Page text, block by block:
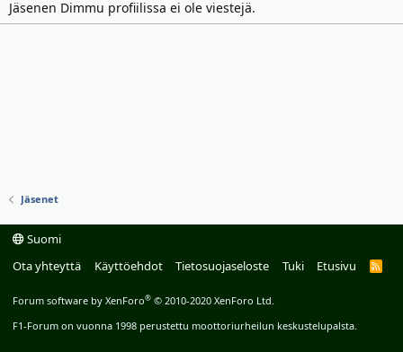
Jäsenen Dimmu profiilissa ei ole viestejä.
Jäsenet
Suomi
Ota yhteyttä
Käyttöehdot Tietosuojaseloste Tuki Etusivu
R
Forum software by XenForo® © 2010-2020 XenForo Ltd.
F1-Forum on vuonna 1998 perustettu moottoriurheilun keskustelupalsta.